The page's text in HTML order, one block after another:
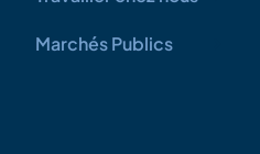
Marchés Publics